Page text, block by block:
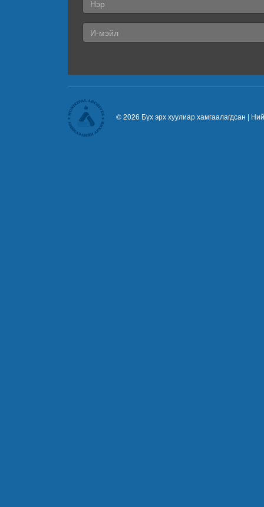
© 2026 Бүх эрх хуулиар хамгаалагдсан |